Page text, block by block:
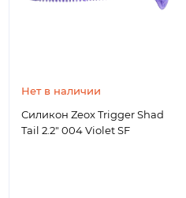
Нет в наличии
Силикон Zeox Trigger Shad
Tail 2.2" 004 Violet SF